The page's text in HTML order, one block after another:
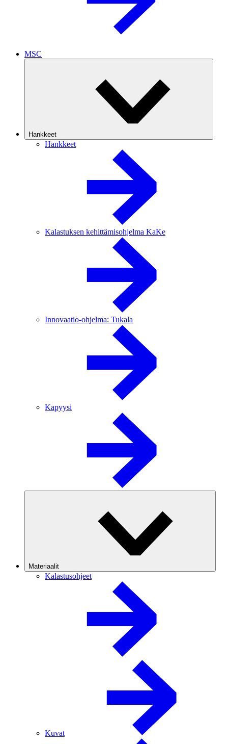
MSC
Hankkeet
Hankkeet
Kalastuksen kehittämisohjelma KaKe
Innovaatio-ohjelma: Tukala
Kapyysi
Materiaalit
Kalastusohjeet
Kuvat